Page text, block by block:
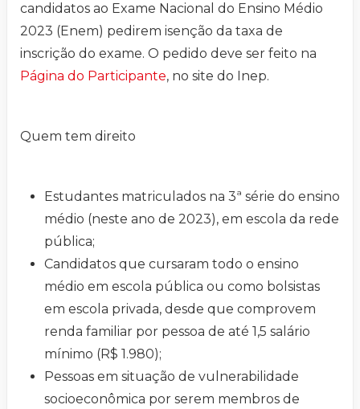
candidatos ao Exame Nacional do Ensino Médio
2023 (Enem) pedirem isenção da taxa de
inscrição do exame. O pedido deve ser feito na
Página do Participante, no site do Inep.
Quem tem direito
Estudantes matriculados na 3ª série do ensino
médio (neste ano de 2023), em escola da rede
pública;
Candidatos que cursaram todo o ensino
médio em escola pública ou como bolsistas
em escola privada, desde que comprovem
renda familiar por pessoa de até 1,5 salário
mínimo (R$ 1.980);
Pessoas em situação de vulnerabilidade
socioeconômica por serem membros de